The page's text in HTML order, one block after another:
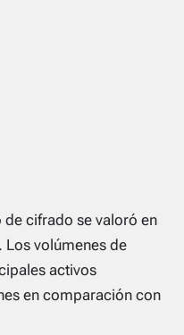
cifrado se valoró en
volúmenes de
activos
en comparación con